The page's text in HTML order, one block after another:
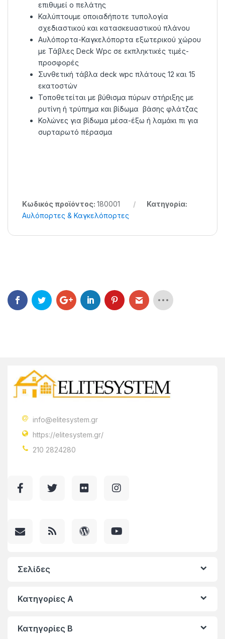
επιθυμεί ο πελάτης
Καλύπτουμε οποιαδήποτε τυπολογία
σχεδιαστικού και κατασκευαστικού πλάνου
Αυλόπορτα-Καγκελόπορτα εξωτερικού χώρου
με Τάβλες Deck Wpc σε εκπληκτικές τιμές-
προσφορές
Συνθετική τάβλα deck wpc πλάτους 12 και 15
εκατοστών
Τοποθετείται με βύθισμα πύρων στήριξης με
ρυτίνη ή τρύπημα και βίδωμα βάσης φλάτζας
Κολώνες για βίδωμα μέσα-έξω ή λαμάκι πι για
συρταρωτό πέρασμα
Κωδικός προϊόντος: 180001
Κατηγορία:
Αυλόπορτες & Καγκελόπορτες
info@elitesystem.gr
https://elitesystem.gr/
210 2824280
Σελίδες
Κατηγορίες A
Κατηγορίες Β